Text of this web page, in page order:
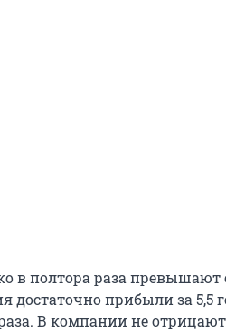
в полтора раза превышают
достаточно прибыли за 5,5
В компании не